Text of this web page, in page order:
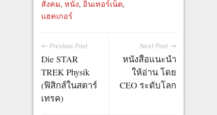
สังคม, หนัง, อินเทอร์เน็ต,
แฮคเกอร์
Next Post →
หนังสือแนะนำ
ให้อ่าน โดย
CEO ระดับโลก
← Previous Post
Die STAR
TREK Physik
(ฟิสิกส์ในสตาร์
เทรค)